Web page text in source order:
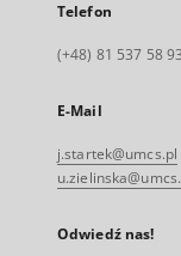
Telefon
(+48) 81 537 58 93
E-Mail
j.startek@umcs.pl
Odwiedź nas!